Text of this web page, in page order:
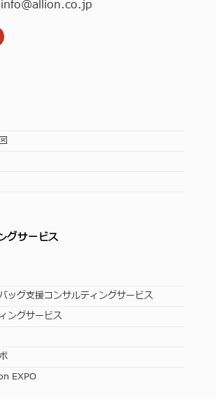
@allion.co.jp
グサービス
ッグ支援コンサルティングサービス
ングサービス
EXPO